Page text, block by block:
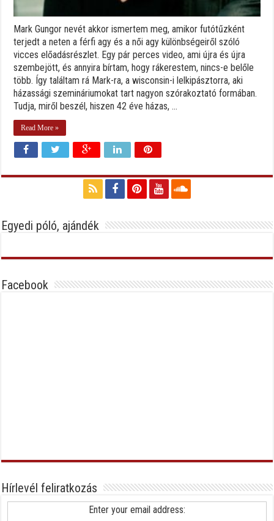
Mark Gungor nevét akkor ismertem meg, amikor futótűzként
terjedt a neten a férfi agy és a női agy különbségeiről szóló
vicces előadásrészlet. Egy pár perces video, ami újra és újra
szembejött, és annyira bírtam, hogy rákerestem, nincs-e belőle
több. Így találtam rá Mark-ra, a wisconsin-i lelkipásztorra, aki
házassági szemináriumokat tart nagyon szórakoztató formában.
Tudja, miről beszél, hiszen 42 éve házas, ...
Read More »
Egyedi póló, ajándék
Facebook
Hírlevél feliratkozás
Enter your email address: